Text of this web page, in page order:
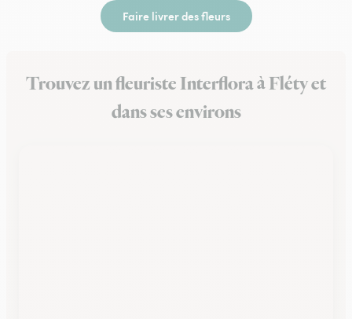
Faire livrer des fleurs
Trouvez un fleuriste Interflora à Fléty et
dans ses environs